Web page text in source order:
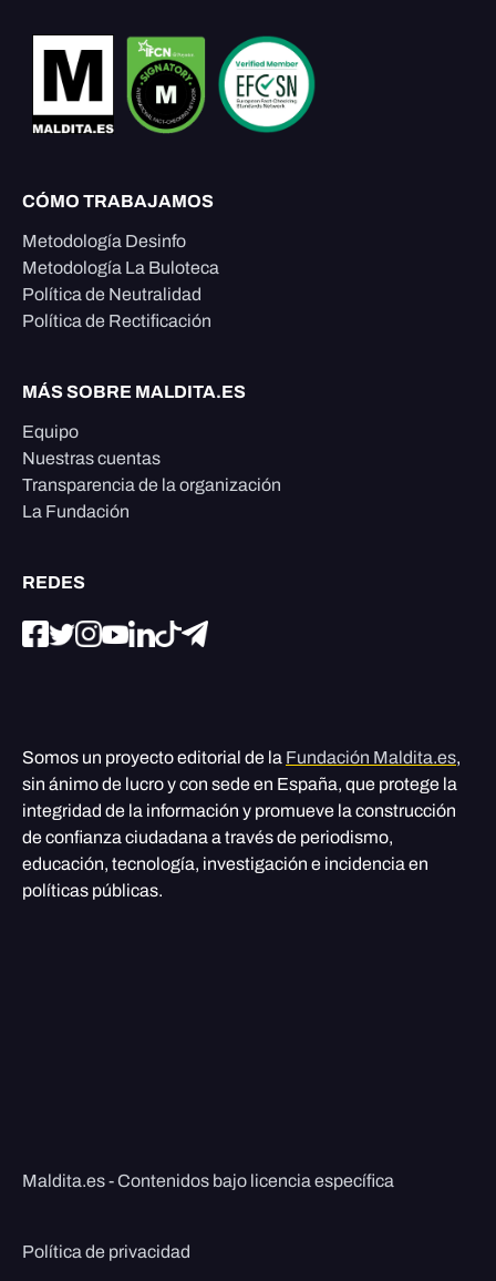
CÓMO TRABAJAMOS
Metodología Desinfo
Metodología La Buloteca
Política de Neutralidad
Política de Rectificación
MÁS SOBRE MALDITA.ES
Equipo
Nuestras cuentas
Transparencia de la organización
La Fundación
REDES
Somos un proyecto editorial de la Fundación Maldita.es,
sin ánimo de lucro y con sede en España, que protege la
integridad de la información y promueve la construcción
de confianza ciudadana a través de periodismo,
educación, tecnología, investigación e incidencia en
políticas públicas.
Maldita.es - Contenidos bajo licencia específica
Política de privacidad